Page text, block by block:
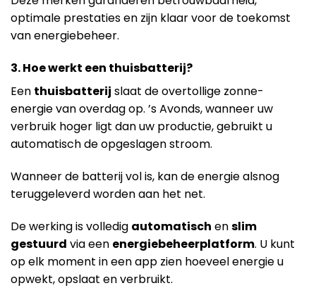
optimale prestaties en zijn klaar voor de toekomst
van energiebeheer.
3. Hoe werkt een thuisbatterij?
Een thuisbatterij slaat de overtollige zonne-
energie van overdag op. ’s Avonds, wanneer uw
verbruik hoger ligt dan uw productie, gebruikt u
automatisch de opgeslagen stroom.
Wanneer de batterij vol is, kan de energie alsnog
teruggeleverd worden aan het net.
De werking is volledig automatisch enslim
gestuurd via een energiebeheerplatform. U kunt
op elk moment in een app zien hoeveel energie u
opwekt, opslaat en verbruikt.